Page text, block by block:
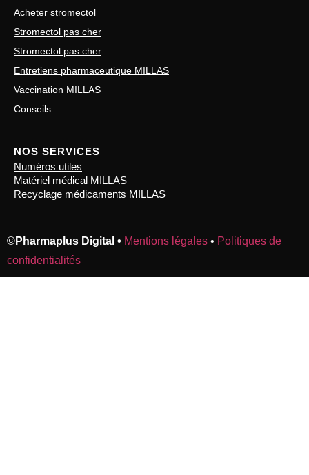
Acheter stromectol
Stromectol pas cher
Stromectol pas cher
Entretiens pharmaceutique MILLAS
Vaccination MILLAS
Conseils
NOS SERVICES
Numéros utiles
Matériel médical MILLAS
Recyclage médicaments MILLAS
©Pharmaplus Digital • Mentions légales • Politiques de
confidentialités